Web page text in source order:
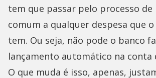
tem que passar pelo processo
comum a qualquer despesa que
tem. Ou seja, não pode o banco
lançamento automático na conta
O que muda é isso, apenas,